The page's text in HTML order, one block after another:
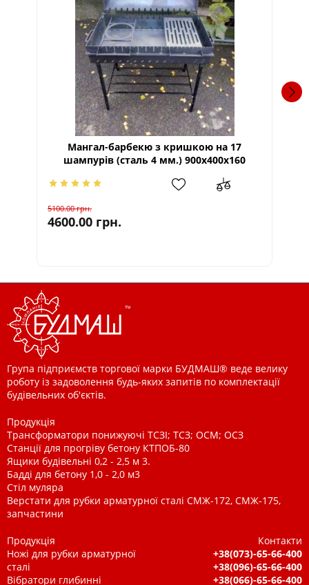
Мангал-барбекю з кришкою на 17
шампурів (сталь 4 мм.) 900х400х160
5100.00грн.
4600.00 грн.
Група підприємств торгової марки БУДМАШ® веде велику
роботу із задоволення будь-яких запитів по комплектації
будівельних об'єктів.
Продукція
Трансформатори понижуючі ТСЗІ; ТСЗ; ОСМ; ОСЗ
Станції для прогріву бетону КТПОБ-80
Ящики будівельні 0,2 - 2,5 м 3.
Бадді для бетону 1,0 - 2,0 м3
Стіл муляра
Верстати для рубки арматурної сталі СМЖ-172, СМЖ-175,
запчастини
Продукція
Ножі для рубки арматурної
сталі
Вібратори глибинні
Контакти
+38(073)-65-66-400
+38(096)-65-66-400
+38(066)-65-66-400